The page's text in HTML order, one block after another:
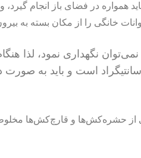
همواره در فضای باز انجام
خانگی را از مکان بسته به
نگهداری نمود، لذا
مناسب نگهداری آن بین 10 تا 35 درجه
از حشره‌کش‌ها و قارچ‌کش‌ها